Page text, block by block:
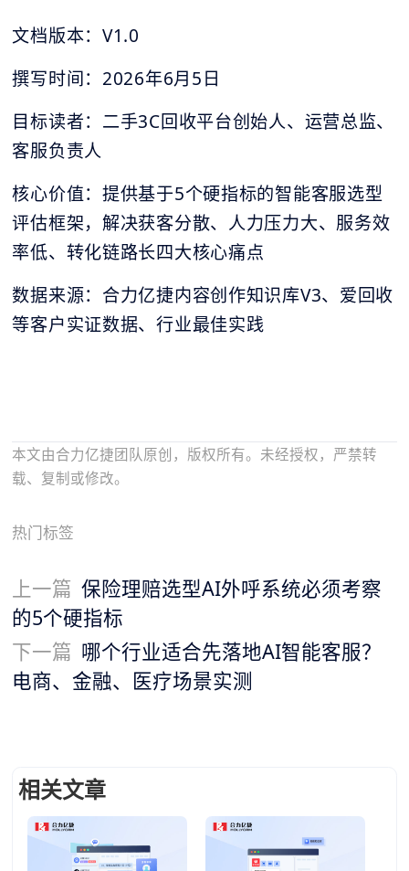
文档版本：V1.0
撰写时间：2026年6月5日
目标读者：二手3C回收平台创始人、运营总监、
客服负责人
核心价值：提供基于5个硬指标的智能客服选型
评估框架，解决获客分散、人力压力大、服务效
率低、转化链路长四大核心痛点
数据来源：合力亿捷内容创作知识库V3、爱回收
等客户实证数据、行业最佳实践
本文由合力亿捷团队原创，版权所有。未经授权，严禁转
载、复制或修改。
热门标签
上一篇 保险理赔选型AI外呼系统必须考察
的5个硬指标
下一篇 哪个行业适合先落地AI智能客服？
电商、金融、医疗场景实测
相关文章